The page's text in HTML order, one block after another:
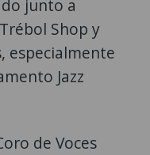
junto a
Shop y
especialmente
Jazz
de Voces